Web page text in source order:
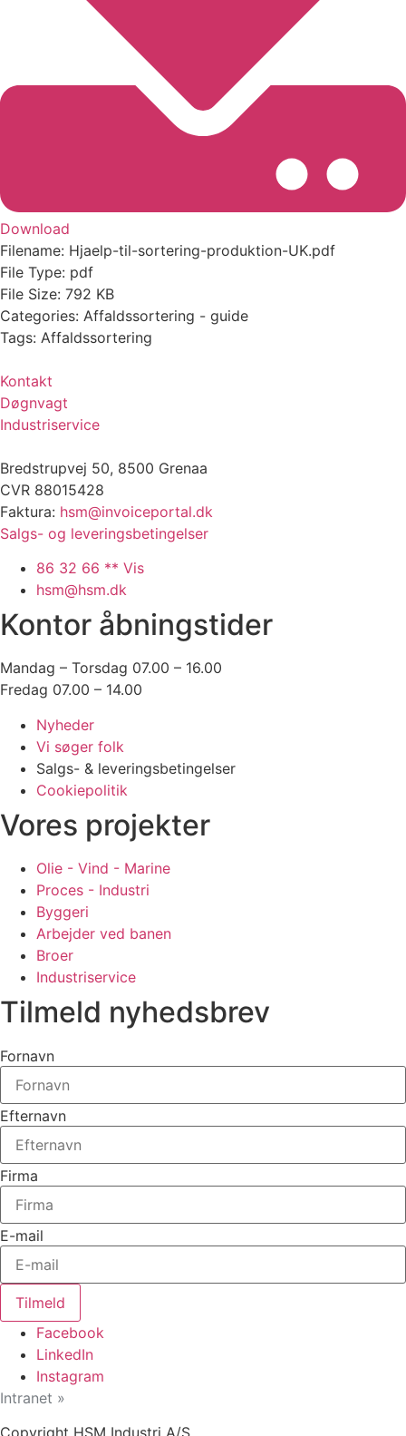
Download
Filename: Hjaelp-til-sortering-produktion-UK.pdf
File Type: pdf
File Size: 792 KB
Categories: Affaldssortering - guide
Tags: Affaldssortering
Kontakt
Døgnvagt
Industriservice
Bredstrupvej 50, 8500 Grenaa
CVR 88015428
Faktura: hsm@invoiceportal.dk
Salgs- og leveringsbetingelser
86 32 66 ** Vis
hsm@hsm.dk
Kontor åbningstider
Mandag – Torsdag 07.00 – 16.00
Fredag 07.00 – 14.00
Nyheder
Vi søger folk
Salgs- & leveringsbetingelser
Cookiepolitik
Vores projekter
Olie - Vind - Marine
Proces - Industri
Byggeri
Arbejder ved banen
Broer
Industriservice
Tilmeld nyhedsbrev
Fornavn
Efternavn
Firma
E-mail
Tilmeld
Facebook
LinkedIn
Instagram
Intranet »